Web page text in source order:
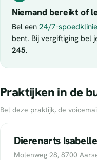
Niemand bereikt of
Bel een 24/7-
bent. Bij vergiftiging bel
245.
Praktijken in de
Bel deze praktijk, de
Dierenarts
Molenweg 28, 8700